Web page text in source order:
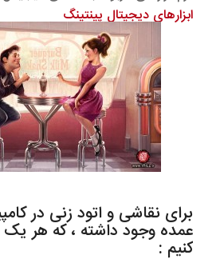
ابزارهای دیجیتال پینتینگ
برای نقاشی و اتود زنی در
عمده وجود داشته ، که هر
کنیم :